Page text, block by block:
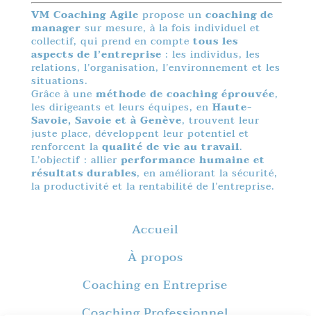
VM Coaching Agile propose un coaching de
manager sur mesure, à la fois individuel et
collectif, qui prend en compte tous les
aspects de l’entreprise : les individus, les
relations, l’organisation, l’environnement et les
situations.
Grâce à une méthode de coaching éprouvée,
les dirigeants et leurs équipes, en Haute-
Savoie, Savoie et à Genève, trouvent leur
juste place, développent leur potentiel et
renforcent la qualité de vie au travail.
L’objectif : allier performance humaine et
résultats durables, en améliorant la sécurité,
la productivité et la rentabilité de l’entreprise.
Accueil
À propos
Coaching en Entreprise